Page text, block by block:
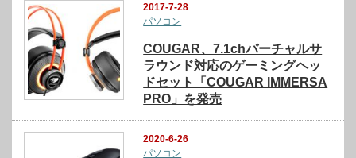
2017-7-28
パソコン
COUGAR、7.1chバーチャルサ
ラウンド対応のゲーミングヘッ
ドセット「COUGAR IMMERSA
PRO」を発売
2020-6-26
パソコン